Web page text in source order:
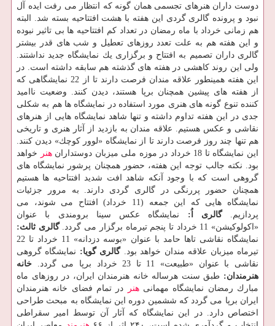
دوست داران هنرهای تجسمی همان گونه كه انتظار می رفت ایده آل
نبود و پرونده گالری گردی این هفته با هشت افتتاحیه بسته شد. البته
هم زمانی خرداد با ماه رمضان در تعداد كم افتتاحیه ها بی تاثیر نبوده
و این هفته هم به علت تعدد روزهای تعطیل و شب های قدر بیشتر
گالری داران تصمیم به افتتاح و برگزاری یك نمایشگاه جدید نداشتند.
ولی این روند كاهشی در هفته های گذشته هم سابقه داشته است. در
این هفته همینطور علاقه مندان فرصت دارند تا از 22 نمایشگاهی كه
از هفته های پیشین همچنان برپا هستند، دیدن كنند. وضعیت ناامید
كننده تنوع گونه های هنری مورد استفاده در نمایشگاه ها هم به شكلی
جدی در این هفته تداوم داشته و تنها شاهد نمایشگاه هایی از هنرهای
نقاشی و عكس هستیم. علاقه مندان به بازدید از آثار هنری و تاریخی
هم تنها چند روز فرصت دارند تا از نمایشگاه «لوور كوچك» دیدن كنند.
این نمایشگاه تا 18 خرداد در موزه ملی میزبان دوستداران
هنر
خواهد
بود. نكته جالب توجه این هفته، حضور همچنان پرشور نمایشگاه های
گروهی است كه با وجود آنكه شاهد افت شدید افتتاحیه ها هستیم
همچنان حضور پررنگی در گالری گردی دارند. به مرور جزئیات
نمایشگاه هایی كه این جمعه (11 خرداد) افتتاح می شوند، می
پردازیم.گالری اُ: نمایشگاه عكس سینا برومندی با عنوان
«اكولوكیشن» 11 خرداد تا پنجم تیرماه برگزار می گردد.
گالری ثالث:
نمایشگاه نقاشی تاها حامد با عنوان «بوسه دزدانه» 11 خرداد تا 22
تیرماه میزبان علاقه مندان خواهد بود.گالری گویا: نمایشگاه گروهی
نقاشی با عنوان «طبیعت» 11 تا 23 خرداد برپا می گردد.
خانه
هنرمندان: طبق سنت هرساله خانه هنرمندان ایران، در روزهای ماه
مبارك رمضان نمایشگاه مهمانیهنر
در تمام فضای خانه هنرمندان
ایران برپا می گردد كه ششمین دوره این نمایشگاه به مبحث طراحی
اختصاص دارد. در این نمایشگاه كه آثار آن توسط امیر سقراطی